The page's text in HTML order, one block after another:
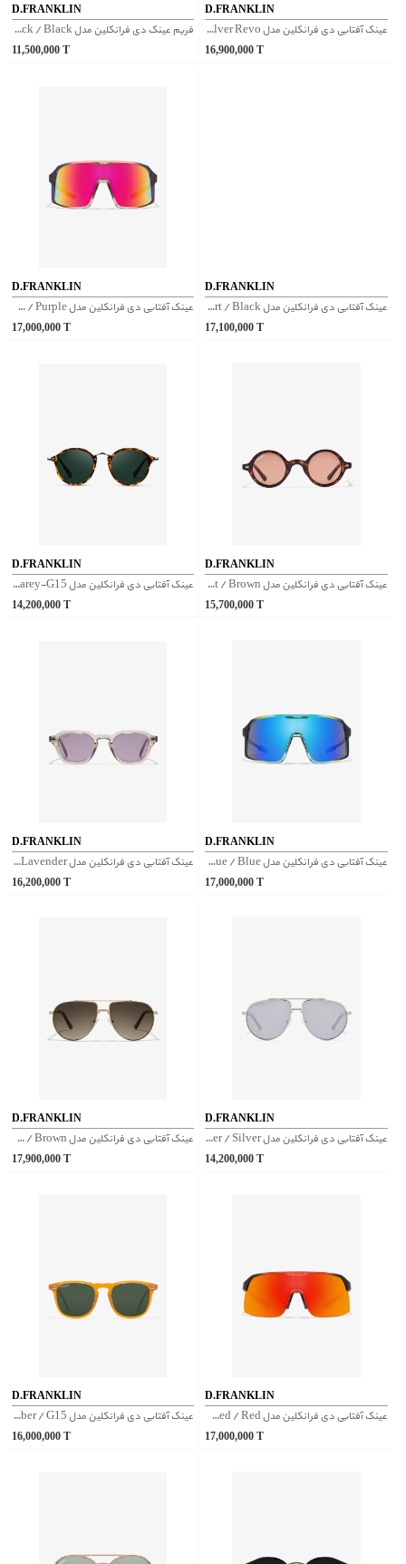
D.FRANKLIN
فریم عینک دی فرانکلین مدل D.franklin Maggie Blue Block / Black
11,500,000T
D.FRANKLIN
عینک آفتابی دی فرانکلین مدل D.franklin Nell Matt White / Silver Revo
16,900,000 T
D.FRANKLIN
عینک آفتابی دی فرانکلین مدل D.franklin Wind Full Grad Pink / Purple
17,000,000T
D.FRANKLIN
عینک آفتابی دی فرانکلین مدل D.franklin Boyd Light Tort / Black
17,100,000 T
D.FRANKLIN
عینک آفتابی دی فرانکلین مدل D.franklin Roller TR90 / Carey-G15
14,200,000T
D.FRANKLIN
عینک آفتابی دی فرانکلین مدل D.franklin Ultra Light Round Tort / Brown
15,700,000 T
D.FRANKLIN
عینک آفتابی دی فرانکلین مدل D.franklin Ultra Light S Square Trans / Photochromic Lavender
16,200,000T
D.FRANKLIN
عینک آفتابی دی فرانکلین مدل D.franklin Wind Full Grad Blue / Blue
17,000,000 T
D.FRANKLIN
عینک آفتابی دی فرانکلین مدل D.franklin Aviator Legacy Gold / Brown
17,900,000T
D.FRANKLIN
عینک آفتابی دی فرانکلین مدل D.franklin Aviator Legacy Silver / Silver
14,200,000 T
D.FRANKLIN
عینک آفتابی دی فرانکلین مدل D.franklin Ultra Light SQ Med Amber / G15
16,000,000T
D.FRANKLIN
عینک آفتابی دی فرانکلین مدل D.franklin Wind Fifty Grad Red / Red
17,000,000 T